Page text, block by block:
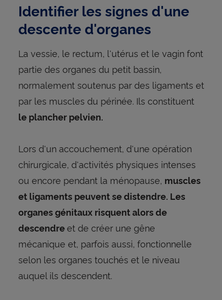
Identifier les signes d'une
descente d'organes
La vessie, le rectum, l'utérus et le vagin font
partie des organes du petit bassin,
normalement soutenus par des ligaments et
par les muscles du périnée. Ils constituent
le plancher pelvien.
Lors d'un accouchement, d'une opération
chirurgicale, d'activités physiques intenses
ou encore pendant la ménopause, muscles
et ligaments peuvent se distendre. Les
organes génitaux risquent alors de
descendreet de créer une gêne
mécanique et, parfois aussi, fonctionnelle
selon les organes touchés et le niveau
auquel ils descendent.